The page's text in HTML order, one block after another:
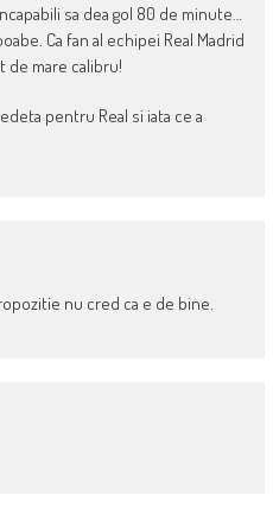
sa dea gol 80 de minute…
Ca fan al echipei Real Madrid
de mare calibru!
pentru Real si iata ce a
nu cred ca e de bine.